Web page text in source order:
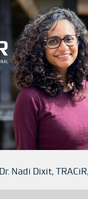
Dr. Nadi Dixit,